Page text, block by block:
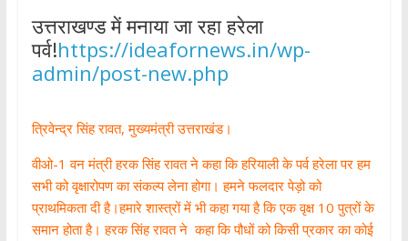
उत्तराखण्ड में मनाया जा रहा हरेला
पर्व!https://ideafornews.in/wp-
admin/post-new.php
त्रिवेन्द्र सिंह रावत, मुख्यमंत्री उत्तराखंड।
वीओ-1 वन मंत्री हरक सिंह रावत ने कहा कि हरियाली के पर्व हरेला पर हम
सभी को वृक्षारोपण का संकल्प लेना होगा। हमने फलदार पेड़ो को
प्राथमिकता दी है।हमारे शास्त्रों में भी कहा गया है कि एक वृक्ष 10 पुत्रों के
समान होता है। हरक सिंह रावत ने कहा कि पौधों को किसी प्रकार का कोई